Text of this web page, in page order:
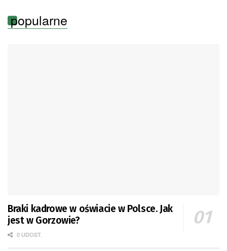
popularne
Braki kadrowe w oświacie w Polsce. Jak
jest w Gorzowie?
0 UDOST.